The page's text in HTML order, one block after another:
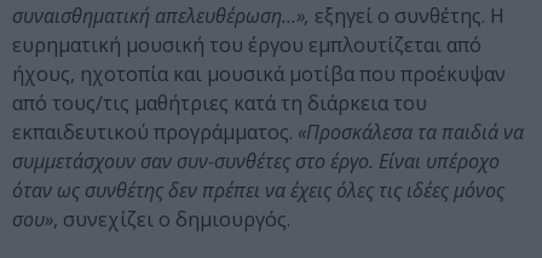
συναισθηματική απελευθέρωση…», εξηγεί ο συνθέτης. Η
ευρηματική μουσική του έργου εμπλουτίζεται από
ήχους, ηχοτοπία και μουσικά μοτίβα που προέκυψαν
από τους/τις μαθήτριες κατά τη διάρκεια του
εκπαιδευτικού προγράμματος. «Προσκάλεσα τα παιδιά να
συμμετάσχουν σαν συν-συνθέτες στο έργο. Είναι υπέροχο
όταν ως συνθέτης δεν πρέπει να έχεις όλες τις ιδέες μόνος
σου», συνεχίζει ο δημιουργός.